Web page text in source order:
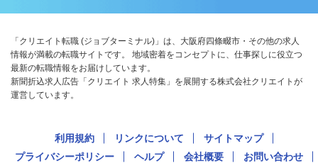
「クリエイト転職 (ジョブターミナル)」は、大阪府四條畷市・その他の求人
情報が満載の転職サイトです。 地域密着をコンセプトに、仕事探しに役立つ
最新の転職情報をお届けしています。
新聞折込求人広告「クリエイト 求人特集」を展開する株式会社クリエイトが
運営しています。
利用規約 リンクについて
サイトマップ
プライバシーポリシー
ヘルプ 会社概要
お問い合わせ